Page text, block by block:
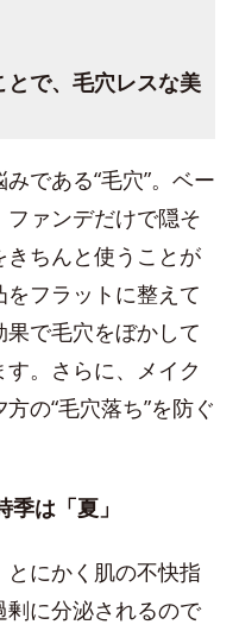
とで、毛穴レスな美
である“毛穴”。ベー
ァンデだけで隠そ
きちんと使うことが
フラットに整えて
で毛穴をぼかして
。さらに、メイク
の“毛穴落ち”を防ぐ
は「夏」
にかく肌の不快指
に分泌されるので